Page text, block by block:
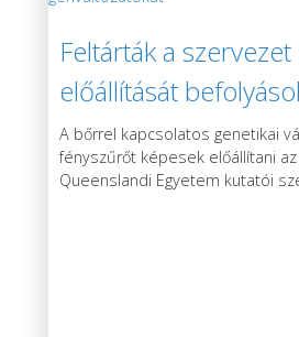
Feltárták a
előállítását
génváltozatokat
A bőrrel kapcsolatos genetikai
fényszűrőt képesek előállítani
Queenslandi Egyetem kutatói